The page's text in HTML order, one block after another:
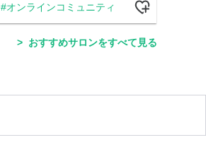
オンラインコミュニティ
おすすめサロンをすべて見る